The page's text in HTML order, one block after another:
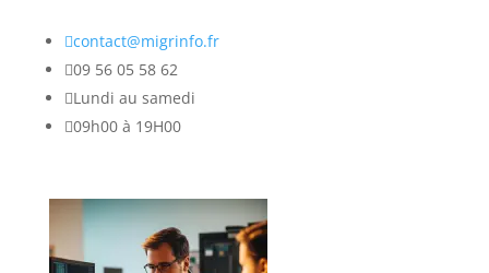
contact@migrinfo.fr
09 56 05 58 62
Lundi au samedi
09h00 à 19H00